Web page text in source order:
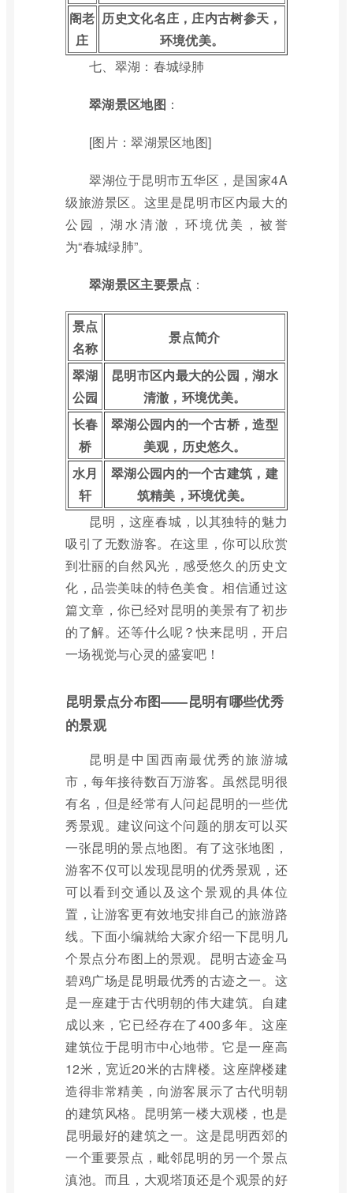
阁老
庄
历史文化名庄，庄内古树参天，
环境优美。
七、翠湖：春城绿肺
翠湖景区地图 ：
[图片：翠湖景区地图]
翠湖位于昆明市五华区，是国家4A
级旅游景区。这里是昆明市区内最大的
公园，湖水清澈，环境优美，被誉
为“春城绿肺”。
翠湖景区主要景点 ：
景点
名称
景点简介
翠湖
公园
昆明市区内最大的公园，湖水
清澈，环境优美。
长春
桥
翠湖公园内的一个古桥，造型
美观，历史悠久。
水月
轩
翠湖公园内的一个古建筑，建
筑精美，环境优美。
昆明，这座春城，以其独特的魅力
吸引了无数游客。在这里，你可以欣赏
到壮丽的自然风光，感受悠久的历史文
化，品尝美味的特色美食。相信通过这
篇文章，你已经对昆明的美景有了初步
的了解。还等什么呢？快来昆明，开启
一场视觉与心灵的盛宴吧！
昆明景点分布图——昆明有哪些优秀
的景观
昆明是中国西南最优秀的旅游城
市，每年接待数百万游客。虽然昆明很
有名，但是经常有人问起昆明的一些优
秀景观。建议问这个问题的朋友可以买
一张昆明的景点地图。有了这张地图，
游客不仅可以发现昆明的优秀景观，还
可以看到交通以及这个景观的具体位
置，让游客更有效地安排自己的旅游路
线。下面小编就给大家介绍一下昆明几
个景点分布图上的景观。昆明古迹金马
碧鸡广场是昆明最优秀的古迹之一。这
是一座建于古代明朝的伟大建筑。自建
成以来，它已经存在了400多年。这座
建筑位于昆明市中心地带。它是一座高
12米，宽近20米的古牌楼。这座牌楼建
造得非常精美，向游客展示了古代明朝
的建筑风格。昆明第一楼大观楼，也是
昆明最好的建筑之一。这是昆明西郊的
一个重要景点，毗邻昆明的另一个景点
滇池。而且，大观塔顶还是个观景的好